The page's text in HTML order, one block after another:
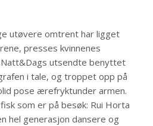
utøvere omtrent har ligget
presses kvinnenes
utsendte benyttet
i tale, og troppet opp på
pose ærefryktunder armen.
som er på besøk: Rui Horta
hel generasjon dansere og